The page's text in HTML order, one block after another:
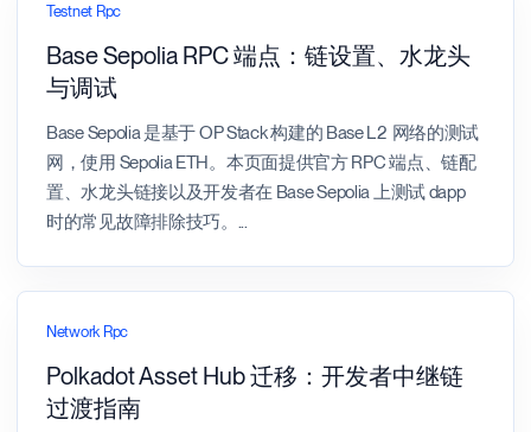
Testnet Rpc
Base Sepolia RPC 端点：链设置、水龙头
与调试
Base Sepolia 是基于 OP Stack 构建的 Base L2 网络的测试
网，使用 Sepolia ETH。本页面提供官方 RPC 端点、链配
置、水龙头链接以及开发者在 Base Sepolia 上测试 dapp
时的常见故障排除技巧。 ...
Network Rpc
Polkadot Asset Hub 迁移：开发者中继链
过渡指南